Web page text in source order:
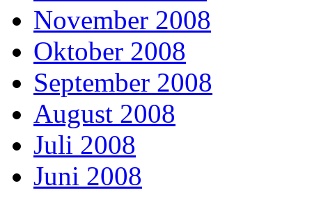
November 2008
Oktober 2008
September 2008
August 2008
Juli 2008
Juni 2008